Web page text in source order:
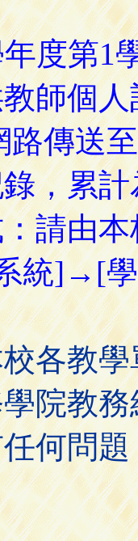
度第1
師個
路傳送
，累
請由
統]→[
各教
院教
何問